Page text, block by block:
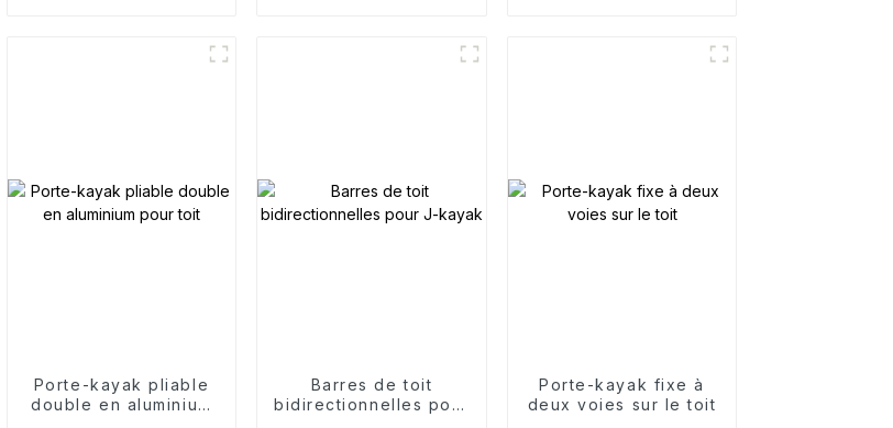
Porte-kayak pliable
double en aluminium
Barres de toit
bidirectionnelles pour
Porte-kayak fixe à
deux voies sur le toit